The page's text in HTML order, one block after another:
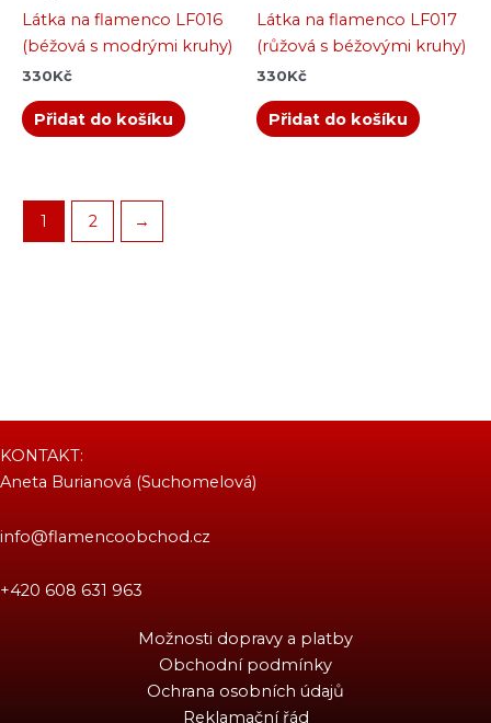
Látka na flamenco LF016
(béžová s modrými kruhy)
330Kč
Přidat do košíku
Látka na flamenco LF017
(růžová s béžovými kruhy)
330Kč
Přidat do košíku
1 2 →
KONTAKT:
Aneta Burianová (Suchomelová)
info@flamencoobchod.cz
+420 608 631 963
Možnosti dopravy a platby
Obchodní podmínky
Ochrana osobních údajů
Reklamační řád